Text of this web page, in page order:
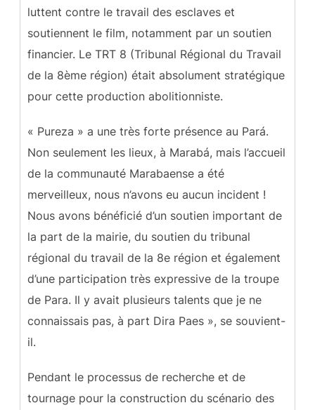
luttent contre le travail des esclaves et
soutiennent le film, notamment par un soutien
financier. Le TRT 8 (Tribunal Régional du Travail
de la 8ème région) était absolument stratégique
pour cette production abolitionniste.
« Pureza » a une très forte présence au Pará.
Non seulement les lieux, à Marabá, mais l’accueil
de la communauté Marabaense a été
merveilleux, nous n’avons eu aucun incident !
Nous avons bénéficié d’un soutien important de
la part de la mairie, du soutien du tribunal
régional du travail de la 8e région et également
d’une participation très expressive de la troupe
de Para. Il y avait plusieurs talents que je ne
connaissais pas, à part Dira Paes », se souvient-
il.
Pendant le processus de recherche et de
tournage pour la construction du scénario des